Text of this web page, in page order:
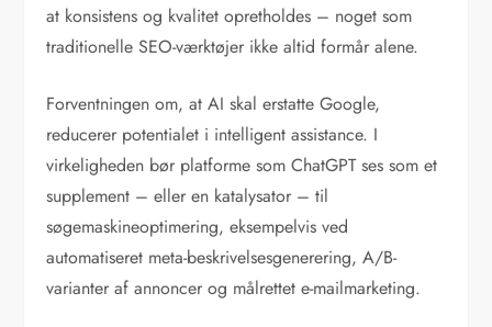
at konsistens og kvalitet opretholdes – noget som
traditionelle SEO-værktøjer ikke altid formår alene.
Forventningen om, at AI skal erstatte Google,
reducerer potentialet i intelligent assistance. I
virkeligheden bør platforme som ChatGPT ses som et
supplement – eller en katalysator – til
søgemaskineoptimering, eksempelvis ved
automatiseret meta-beskrivelsesgenerering, A/B-
varianter af annoncer og målrettet e-mailmarketing.